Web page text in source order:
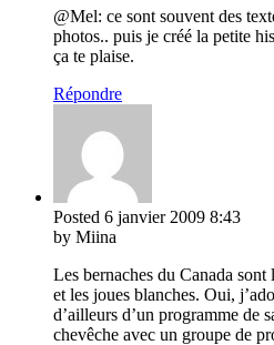
@Mel: ce sont souvent des
photos.. puis je créé la petite
ça te plaise.
Répondre
Posted 6 janvier 2009 8:43
by Miina
Les bernaches du Canada
et les joues blanches. Oui,
d’ailleurs d’un programme de
chevêche avec un groupe de